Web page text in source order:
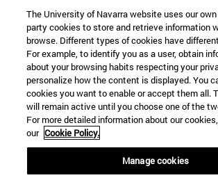
The University of Navarra website uses our
party cookies to store and retrieve information
browse. Different types of cookies have
For example, to identify you as a user, obtain
about your browsing habits respecting your
personalize how the content is displayed. You
cookies you want to enable or accept them all.
will remain active until you choose one of the
For more detailed information about our
our Cookie Policy.
Manage cookies